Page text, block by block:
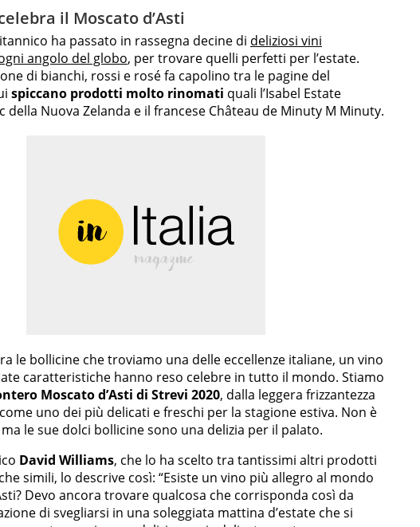
il Moscato d’Asti
ha passato in rassegna decine di deliziosi vini
angolo del globo, per trovare quelli perfetti per l’estate.
di bianchi, rossi e rosé fa capolino tra le pagine del
spiccano prodotti molto rinomati quali l’Isabel Estate
della Nuova Zelanda e il francese Château de Minuty M Minuty.
le bollicine che troviamo una delle eccellenze italiane, un vino
caratteristiche hanno reso celebre in tutto il mondo. Stiamo
Moscato d’Asti di Strevi 2020, dalla leggera frizzantezza
uno dei più delicati e freschi per la stagione estiva. Non è
le sue dolci bollicine sono una delizia per il palato.
David Williams, che lo ha scelto tra tantissimi altri prodotti
simili, lo descrive così: “Esiste un vino più allegro al mondo
Devo ancora trovare qualcosa che corrisponda così da
di svegliarsi in una soleggiata mattina d’estate che si